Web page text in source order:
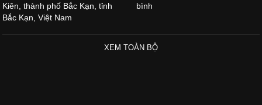
Kiên, thành phố Bắc Kạn, tỉnh
Bắc Kạn, Việt Nam
bình
XEM TOÀN BỘ